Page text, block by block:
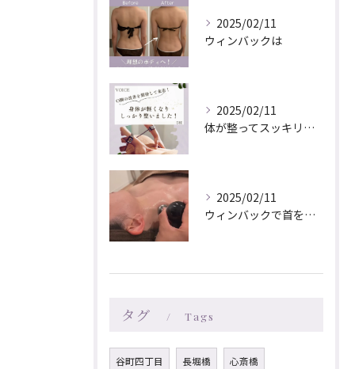
2025/02/11
ウィンバックは
2025/02/11
体が整ってスッキリしたと
2025/02/11
ウィンバックで首をケアすることで
タグ Tags
谷町四丁目 長堀橋 心斎橋